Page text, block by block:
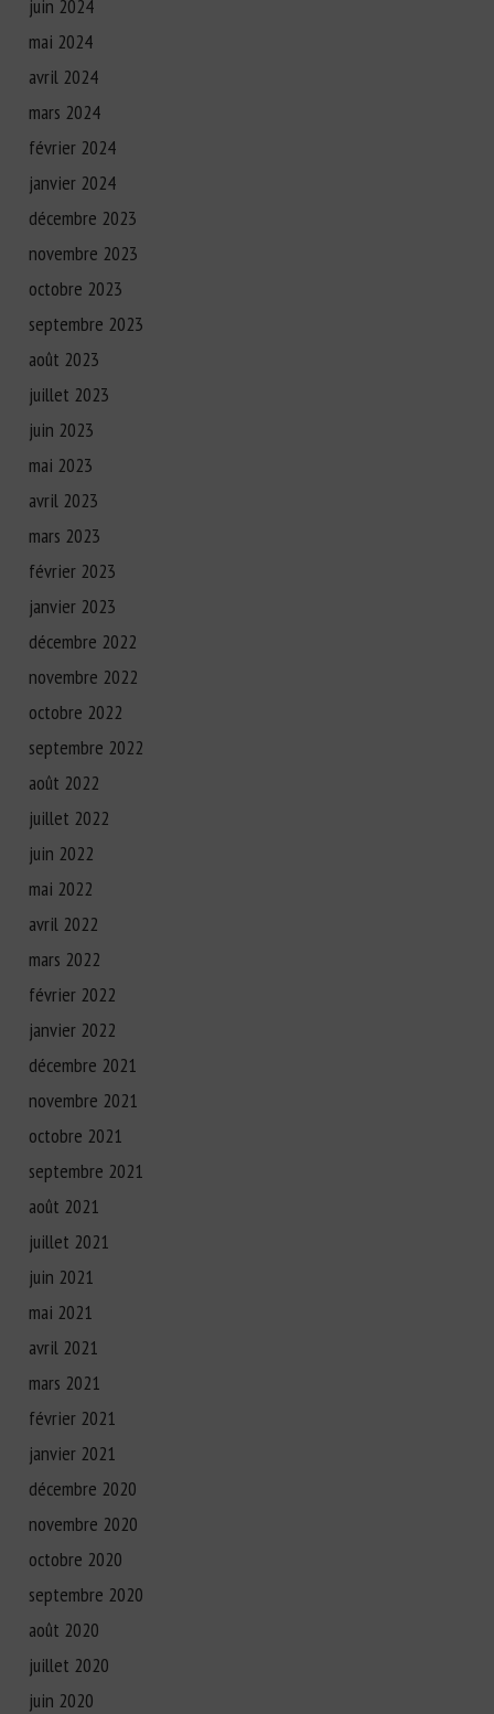
juin 2024
mai 2024
avril 2024
mars 2024
février 2024
janvier 2024
décembre 2023
novembre 2023
octobre 2023
septembre 2023
août 2023
juillet 2023
juin 2023
mai 2023
avril 2023
mars 2023
février 2023
janvier 2023
décembre 2022
novembre 2022
octobre 2022
septembre 2022
août 2022
juillet 2022
juin 2022
mai 2022
avril 2022
mars 2022
février 2022
janvier 2022
décembre 2021
novembre 2021
octobre 2021
septembre 2021
août 2021
juillet 2021
juin 2021
mai 2021
avril 2021
mars 2021
février 2021
janvier 2021
décembre 2020
novembre 2020
octobre 2020
septembre 2020
août 2020
juillet 2020
juin 2020